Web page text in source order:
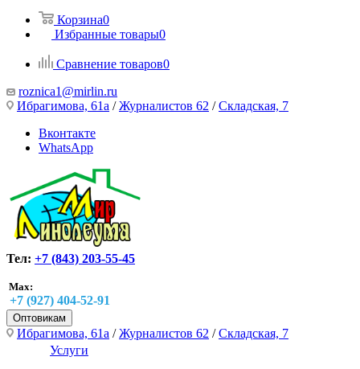
Корзина0
Избранные товары0
Сравнение товаров0
roznica1@mirlin.ru
Ибрагимова, 61а /Журналистов 62 /Складская, 7
Вконтакте
WhatsApp
Тел: +7 (843) 203-55-45
Max:
+7 (927) 404-52-91
Оптовикам
Ибрагимова, 61а /Журналистов 62 /Складская, 7
Услуги